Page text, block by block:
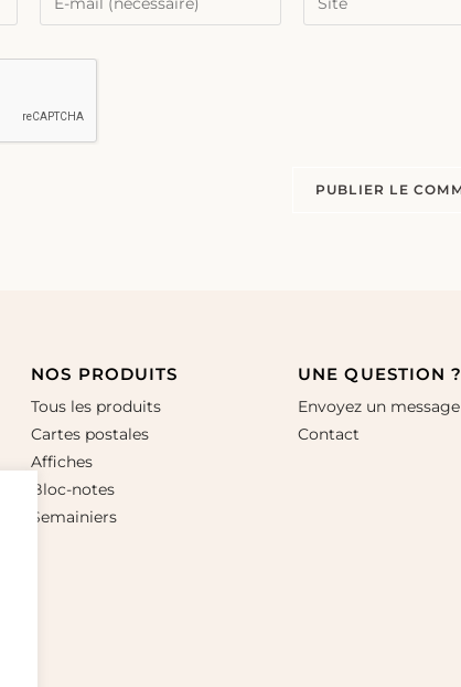
NOS PRODUITS
Tous les produits
Cartes postales
Affiches
Bloc-notes
Semainiers
UNE QUESTION ?
Envoyez un message
Contact